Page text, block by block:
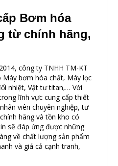
Bơm hóa
từ chính hãng,
công ty TNHH TM-KT
Máy bơm hóa chất, Máy lọc
nhiệt, Vật tư titan,… Với
lĩnh vực cung cấp thiết
viên chuyên nghiệp, tư
hãng và tồn kho có
sẽ đáp ứng được những
về chất lượng sản phẩm
và giá cả cạnh tranh,